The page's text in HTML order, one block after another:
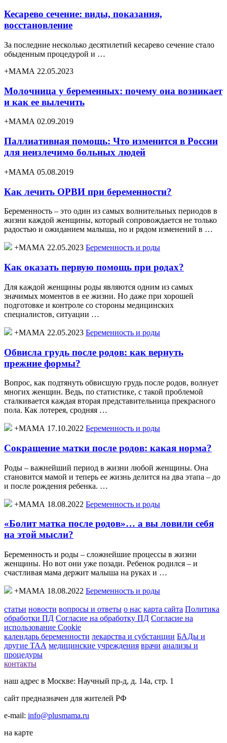
Кесарево сечение: виды, показания,
восстановление
За последние несколько десятилетий кесарево сечение стало
обыденным процедурой и …
+МАМА 22.05.2023
Молочница у беременных: почему она возникает
и как ее вылечить
+МАМА 02.09.2019
Паллиативная помощь: Что изменится в России
для неизлечимо больных людей
+МАМА 05.08.2019
Как лечить ОРВИ при беременности?
Беременность – это один из самых волнительных периодов в
жизни каждой женщины, который сопровождается не только
радостью и ожиданием малыша, но и рядом изменений в …
+МАМА 22.05.2023 Беременность и роды
Как оказать первую помощь при родах?
Для каждой женщины роды являются одним из самых
значимых моментов в ее жизни. Но даже при хорошей
подготовке и контроле со стороны медицинских
специалистов, ситуации …
+МАМА 22.05.2023 Беременность и роды
Обвисла грудь после родов: как вернуть
прежние формы?
Вопрос, как подтянуть обвисшую грудь после родов, волнует
многих женщин. Ведь, по статистике, с такой проблемой
сталкивается каждая вторая представительница прекрасного
пола. Как лотерея, сродняя …
+МАМА 17.10.2022 Беременность и роды
Сокращение матки после родов: какая норма?
Роды – важнейший период в жизни любой женщины. Она
становится мамой и теперь ее жизнь делится на два этапа – до
и после рождения ребенка. …
+МАМА 18.08.2022 Беременность и роды
«Болит матка после родов»… а вы ловили себя
на этой мысли?
Беременность и роды – сложнейшие процессы в жизни
женщины. Но вот они уже позади. Ребенок родился – и
счастливая мама держит малыша на руках и …
+МАМА 18.08.2022 Беременность и роды
статьи новости вопросы и ответы о нас карта сайта Политика
обработки ПД Согласие на обработку ПД Согласие на
использование Cookie
календарь беременности лекарства и субстанции БАДы и
другие ТАА медицинские учреждения врачи анализы и
процедуры
контакты
наш адрес в Москве: Научный пр-д, д. 14а, стр. 1
сайт предназначен для жителей РФ
e-mail: info@plusmama.ru
на карте